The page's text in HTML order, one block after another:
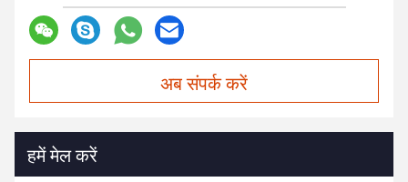
अब संपर्क करें
हमें मेल करें